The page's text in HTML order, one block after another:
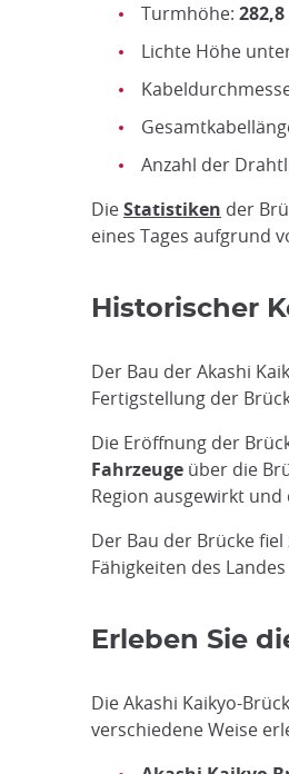
Turmhöhe:
Lichte Höhe
Anzahl der
DieStatistiken der
eines Tages aufgrund
Historischer
Der Bau der Akashi
Fertigstellung der
Die Eröffnung der
Fahrzeuge über die
Region ausgewirkt
Der Bau der Brücke
Fähigkeiten des
Erleben Sie
Die Akashi Kaikyo-
verschiedene Weise